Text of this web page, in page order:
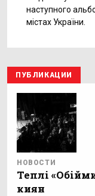
наступного
містах України.
ПУБЛИКАЦИИ
НОВОСТИ
Теплі
киян